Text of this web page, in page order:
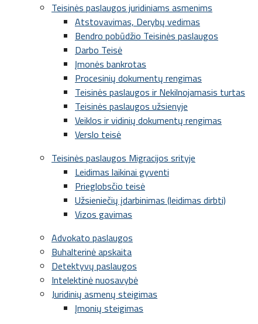
Teisinės paslaugos juridiniams asmenims
Atstovavimas, Derybų vedimas
Bendro pobūdžio Teisinės paslaugos
Darbo Teisė
Įmonės bankrotas
Procesinių dokumentų rengimas
Teisinės paslaugos ir Nekilnojamasis turtas
Teisinės paslaugos užsienyje
Veiklos ir vidinių dokumentų rengimas
Verslo teisė
Teisinės paslaugos Migracijos srityje
Leidimas laikinai gyventi
Prieglobsčio teisė
Užsieniečių įdarbinimas (leidimas dirbti)
Vizos gavimas
Advokato paslaugos
Buhalterinė apskaita
Detektyvų paslaugos
Intelektinė nuosavybė
Juridinių asmenų steigimas
Įmonių steigimas